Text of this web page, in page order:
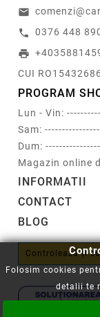
email
call 0376 448
print
CUI
PROGRAM
Lun - Vin:
Sam:
Dum:
Magazin online
INFORMATII
CONTACT
BLOG
Controlează-ți
Folosim cookies
detalii te